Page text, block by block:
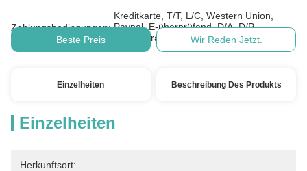
Zahlungsbedingungen:
Kreditkarte, T/T, L/C, Western Union,
Paypal, E-überprüfend, D/A, D/P,
MoneyGram
Beste Preis Wir Reden Jetzt.
Einzelheiten Beschreibung Des Produkts
Einzelheiten
Herkunftsort: